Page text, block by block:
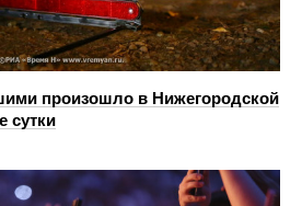
произошло в Нижегородской
сутки